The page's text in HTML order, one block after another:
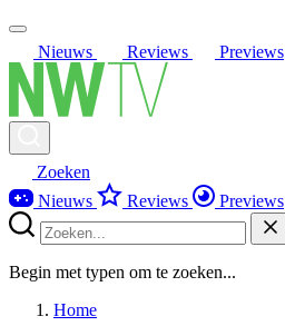
Nieuws Reviews Previews
Zoeken
Nieuws
Reviews Previews
Begin met typen om te zoeken...
Home